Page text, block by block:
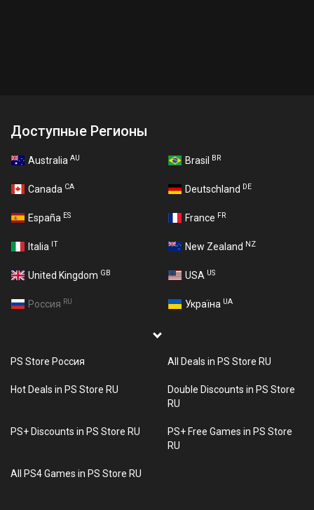
Доступные Регионы
Australia AU Brasil BR
Canada CA Deutschland DE
España ES France FR
Italia IT New Zealand NZ
United Kingdom GB USA US
Россия RU Україна UA
PS Store Россия All Deals in PS Store RU
Hot Deals in PS Store RU
Double Discounts in PS Store
RU
PS+ Discounts in PS Store RU
PS+ Free Games in PS Store
RU
All PS4 Games in PS Store RU